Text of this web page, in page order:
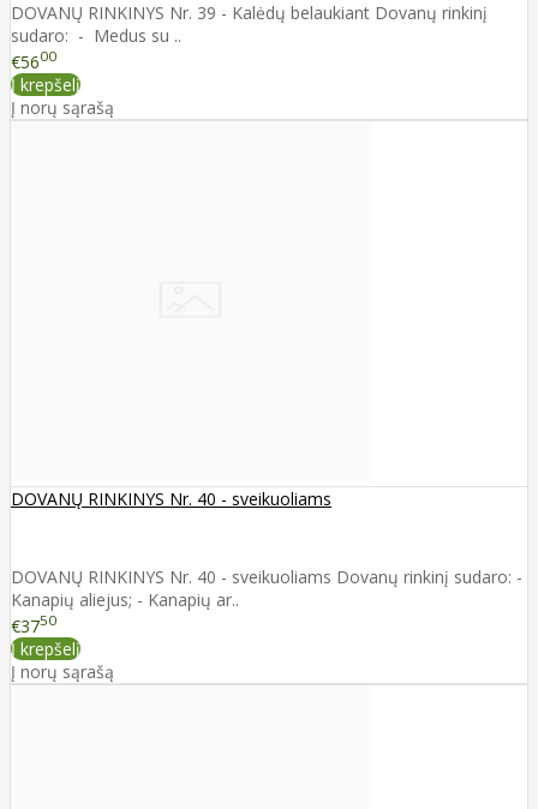
DOVANŲ RINKINYS Nr. 39 - Kalėdų belaukiant Dovanų rinkinį
sudaro: - Medus su ..
€5600
Į krepšelį
Į norų sąrašą
DOVANŲ RINKINYS Nr. 40 - sveikuoliams
DOVANŲ RINKINYS Nr. 40 - sveikuoliams Dovanų rinkinį sudaro: -
Kanapių aliejus; - Kanapių ar..
€3750
Į krepšelį
Į norų sąrašą